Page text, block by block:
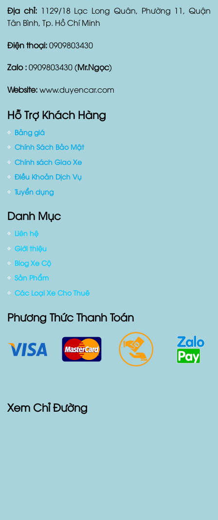
Địa chỉ: 1129/18 Lạc Long Quân, Phường 11, Quận
Tân Bình, Tp. Hồ Chí Minh
Điện thoại:0909803430
Zalo :0909803430 (Mr.Ngọc)
Website:www.duyencar.com
Hỗ Trợ Khách Hàng
Bảng giá
Chính Sách Bảo Mật
Chính sách Giao Xe
Điều Khoản Dịch Vụ
Tuyển dụng
Danh Mục
Liên hệ
Giới thiệu
Blog Xe Cộ
Sản Phẩm
Các Loại Xe Cho Thuê
Phương Thức Thanh Toán
Xem Chỉ Đường